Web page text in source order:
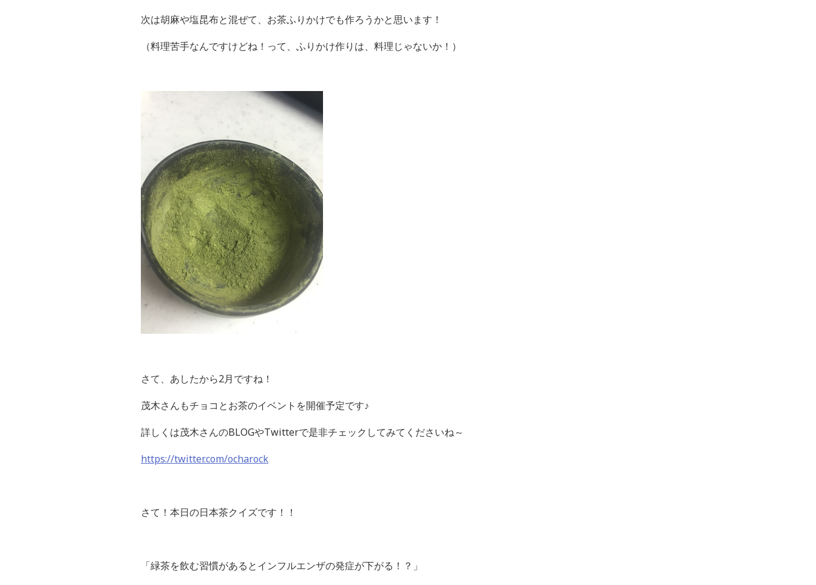
次は胡麻や塩昆布と混ぜて、お茶ふりかけでも作ろうかと思います！
（料理苦手なんですけどね！って、ふりかけ作りは、料理じゃないか！）
さて、あしたから2月ですね！
茂木さんもチョコとお茶のイベントを開催予定です♪
詳しくは茂木さんのBLOGやTwitterで是非チェックしてみてくださいね～
https://twitter.com/ocharock
さて！本日の日本茶クイズです！！
「緑茶を飲む習慣があるとインフルエンザの発症が下がる！？」